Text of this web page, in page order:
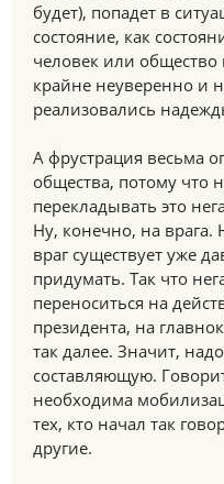
будет), попадет в
состояние, как
человек или общество
крайне неуверенно и
реализовались
А фрустрация весьма
общества, потому что
перекладывать это
Ну, конечно, на
враг существует уже
придумать. Так что
переноситься на
президента, на
так далее. Значит,
составляющую.
необходима
тех, кто начал так
другие.